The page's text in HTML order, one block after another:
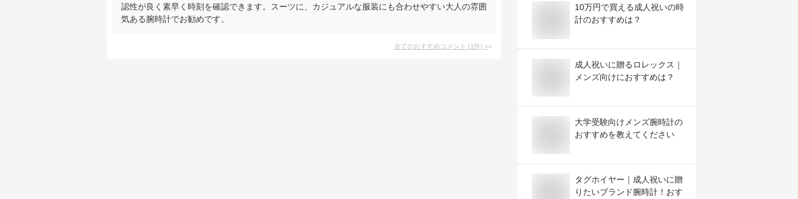
認性が良く素早く時刻を確認できます。スーツに、カジュアルな服装にも合わせやすい大人の雰囲
気ある腕時計でお勧めです。
全てのおすすめコメント (1件) >
10万円で買える成人祝いの時
計のおすすめは？
成人祝いに贈るロレックス｜
メンズ向けにおすすめは？
大学受験向けメンズ腕時計の
おすすめを教えてください
タグホイヤー｜成人祝いに贈
りたいブランド腕時計！おす